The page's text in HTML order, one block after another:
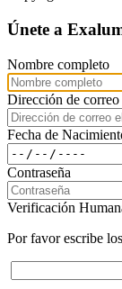
Únete a
Nombre completo
Dirección de
Fecha de
Contraseña
Verificación
Por favor escribe